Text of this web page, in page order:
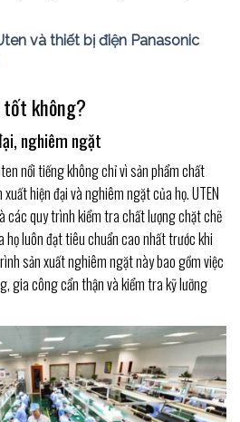
và thiết bị điện Panasonic
không?
nghiêm ngặt
nổi tiếng không chỉ vì sản phẩm chất
hiện đại và nghiêm ngặt của họ. UTEN
các quy trình kiểm tra chất lượng chặt chẽ
họ luôn đạt tiêu chuẩn cao nhất trước khi
sản xuất nghiêm ngặt này bao gồm việc
gia công cẩn thận và kiểm tra kỹ lưỡng